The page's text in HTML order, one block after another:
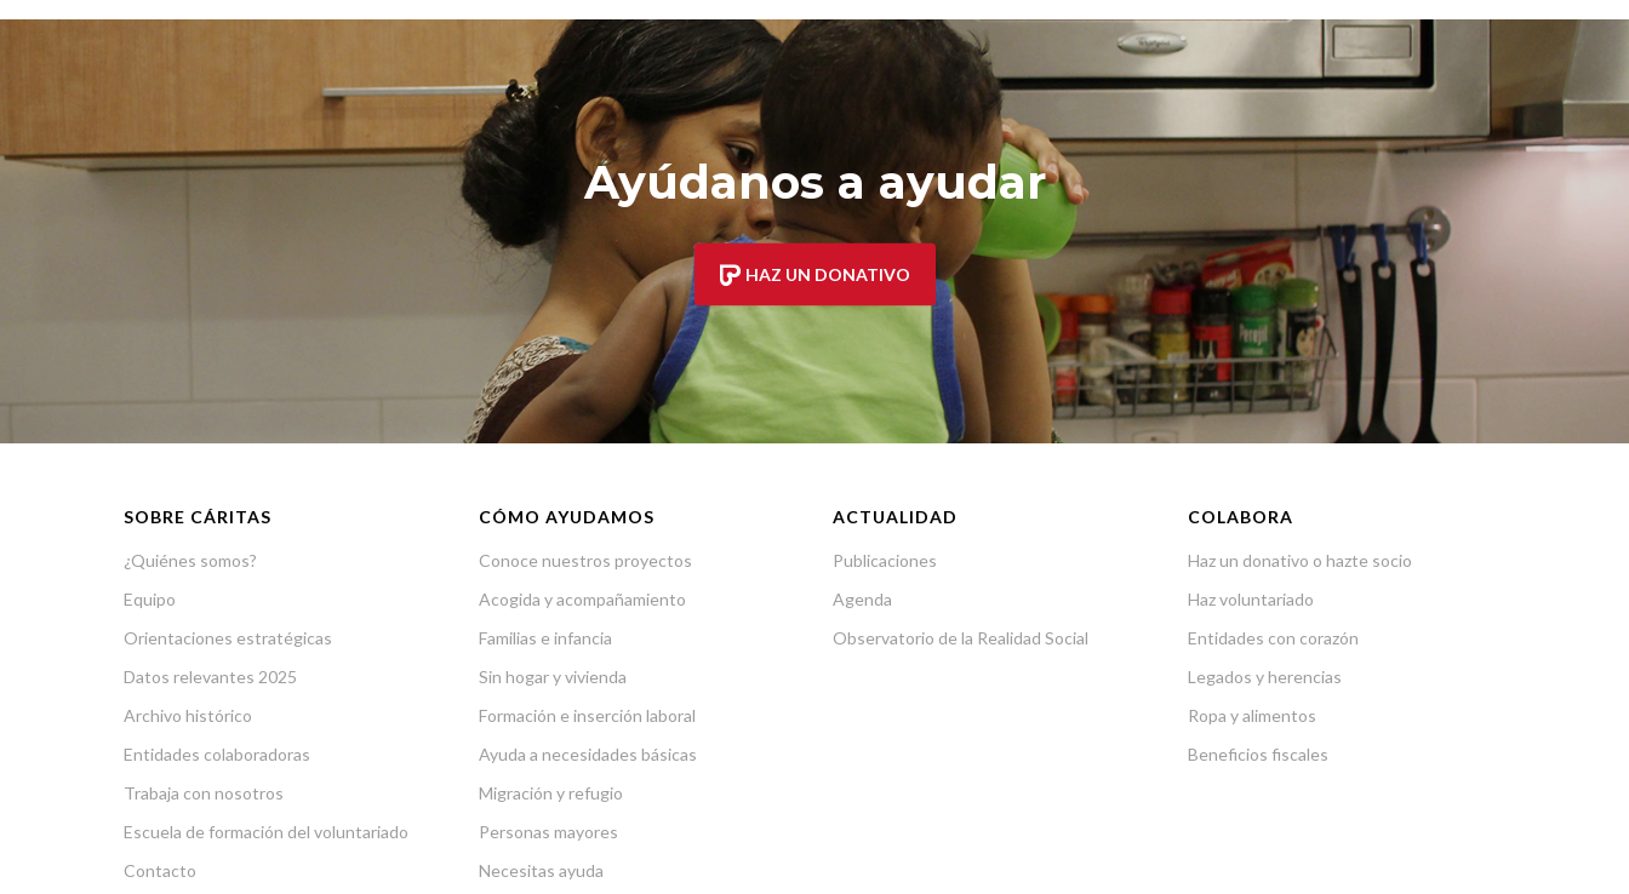
Ayúdanos a ayudar
HAZ UN DONATIVO
SOBRE CÁRITAS
¿Quiénes somos?
Equipo
Orientaciones estratégicas
Datos relevantes 2025
Archivo histórico
Entidades colaboradoras
Trabaja con nosotros
Escuela de formación del voluntariado
Contacto
CÓMO AYUDAMOS
Conoce nuestros proyectos
Acogida y acompañamiento
Familias e infancia
Sin hogar y vivienda
Formación e inserción laboral
Ayuda a necesidades básicas
Migración y refugio
Personas mayores
Necesitas ayuda
ACTUALIDAD
Publicaciones
Agenda
Observatorio de la Realidad Social
COLABORA
Haz un donativo o hazte socio
Haz voluntariado
Entidades con corazón
Legados y herencias
Ropa y alimentos
Beneficios fiscales